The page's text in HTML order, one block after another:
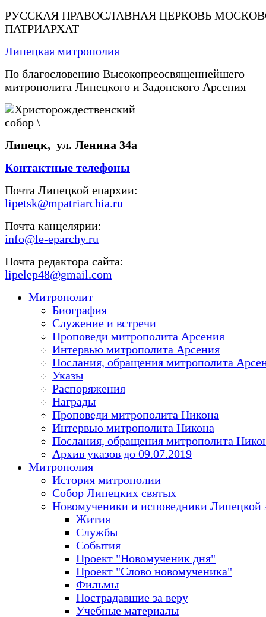
РУССКАЯ ПРАВОСЛАВНАЯ ЦЕРКОВЬ
ПАТРИАРХАТ
Липецкая митрополия
По благословению Высокопреосвященнейшего
митрополита Липецкого и Задонского Арсения
Липецк, ул. Ленина 34а
Контактные телефоны
Почта Липецкой епархии:
lipetsk@mpatriarchia.ru
Почта канцелярии:
info@le-eparchy.ru
Почта редактора сайта:
lipelep48@gmail.com
Митрополит
Биография
Служение и встречи
Проповеди митрополита Арсения
Интервью митрополита Арсения
Послания, обращения митрополита
Указы
Распоряжения
Награды
Проповеди митрополита Никона
Интервью митрополита Никона
Послания, обращения митрополита
Архив указов до 09.07.2019
Митрополия
История митрополии
Собор Липецких святых
Новомученики и исповедники Липецкой
Жития
Службы
События
Проект "Новомученик дня"
Проект "Слово новомученика"
Фильмы
Пострадавшие за веру
Учебные материалы